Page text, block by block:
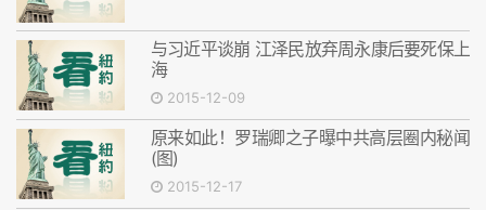
与习近平谈崩 江泽民放弃周永康后要死保上
海
2015-12-09
原来如此！罗瑞卿之子曝中共高层圈内秘闻
(图)
2015-12-17